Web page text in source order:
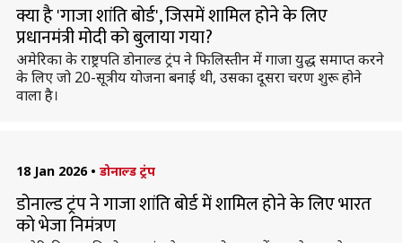
क्या है 'गाजा शांति बोर्ड', जिसमें शामिल होने के लिए
प्रधानमंत्री मोदी को बुलाया गया?
अमेरिका के राष्ट्रपति डोनाल्ड ट्रंप ने फिलिस्तीन में गाजा युद्ध समाप्त करने
के लिए जो 20-सूत्रीय योजना बनाई थी, उसका दूसरा चरण शुरू होने
वाला है।
18 Jan 2026 • डोनाल्ड ट्रंप
डोनाल्ड ट्रंप ने गाजा शांति बोर्ड में शामिल होने के लिए भारत
को भेजा निमंत्रण